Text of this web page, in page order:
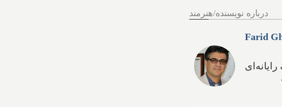
درباره نویسنده/هنرمند
Farid